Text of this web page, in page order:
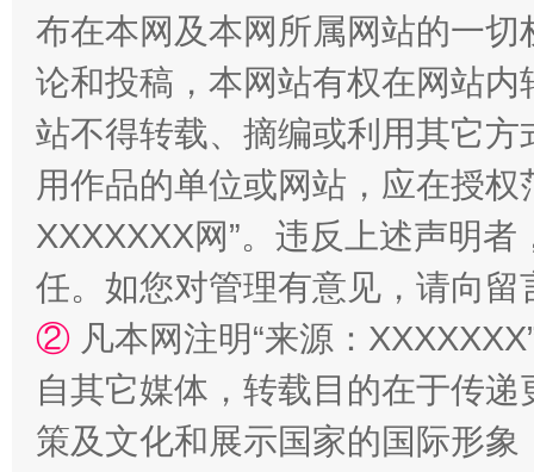
招工难、用工荒背后
布在本网及本网所属网站的一
论和投稿，本网站有权在网站
站不得转载、摘编或利用其它
用作品的单位或网站，应在授
XXXXXXX网”。违反上述声明
任。如您对管理有意见，请向
② 凡本网注明“来源：
自其它媒体，转载目的在于传
策及文化和展示国家的国际形